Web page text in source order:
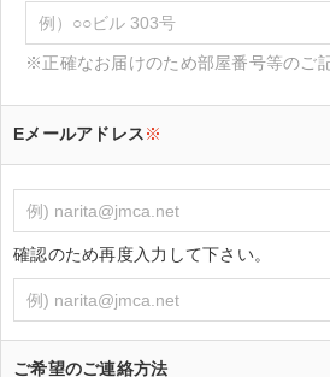
※正確なお届けのため部屋番号等のご
Eメールアドレス※
確認のため再度入力して下さい。
ご希望のご連絡方法